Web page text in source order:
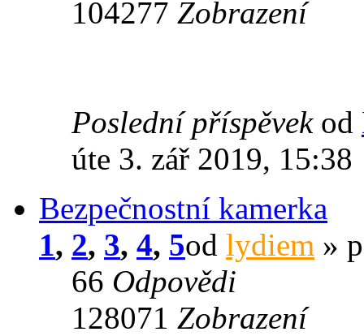
104277 Zobrazení
Poslední příspěvek od
úte 3. zář 2019, 15:38
Bezpečnostní kamerka
1, 2, 3, 4, 5od lydiem »
66 Odpovědi
128071 Zobrazení